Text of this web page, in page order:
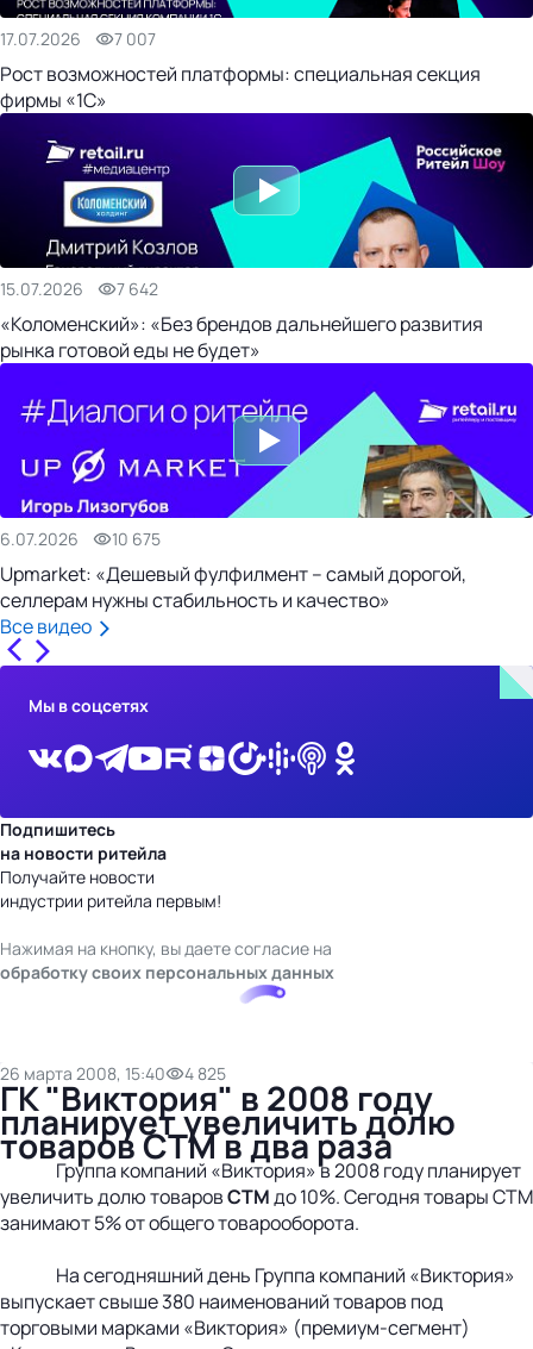
17.07.2026 7 007
Рост возможностей платформы: специальная секция
фирмы «1С»
15.07.2026 7 642
«Коломенский»: «Без брендов дальнейшего развития
рынка готовой еды не будет»
6.07.2026 10 675
Upmarket: «Дешевый фулфилмент – самый дорогой,
селлерам нужны стабильность и качество»
Все видео
Мы в соцсетях
Подпишитесь
на новости ритейла
Получайте новости
индустрии ритейла первым!
Нажимая на кнопку, вы даете согласие на
обработку своих персональных данных
26 марта 2008, 15:40 4 825
ГК "Виктория" в 2008 году
планирует увеличить долю
товаров СТМ в два раза
Группа компаний «Виктория» в 2008 году планирует
увеличить долю товаровСТМдо 10%. Сегодня товары СТМ
занимают 5% от общего товарооборота.
На сегодняшний день Группа компаний «Виктория»
выпускает свыше 380 наименований товаров под
торговыми марками «Виктория» (премиум-сегмент)